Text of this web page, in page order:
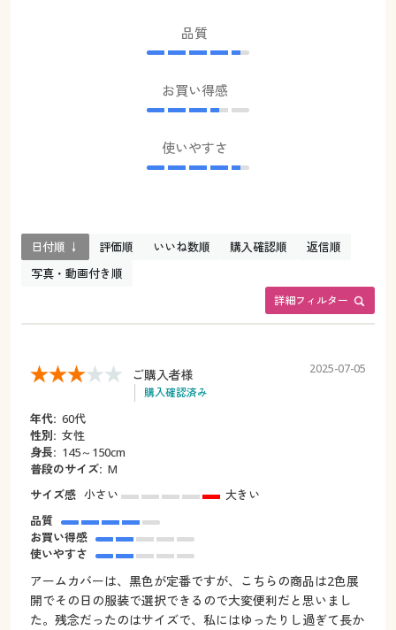
品質
お買い得感
使いやすさ
詳細フィルター
日付順 ↓ 評価順 いいね数順 購入確認順
返信順
写真・動画付き順
ご購入者様
購入確認済み
2025-07-05
年代: 60代
性別: 女性
身長: 145～150cm
普段のサイズ: M
サイズ感 小さい
大きい
品質
お買い得感
使いやすさ
アームカバーは、黒色が定番ですが、こちらの商品は2色展
開でその日の服装で選択できるので大変便利だと思いまし
た。残念だったのはサイズで、私にはゆったりし過ぎて長か